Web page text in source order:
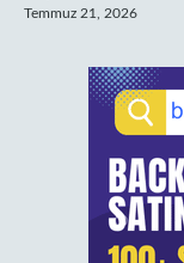
Temmuz 21, 2026